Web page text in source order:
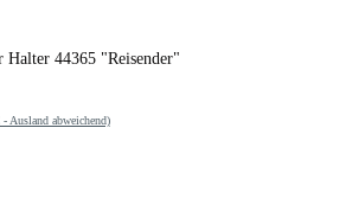
Halter 44365 "Reisender"
- Ausland abweichend)